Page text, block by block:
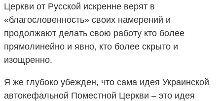
Церкви от Русской искренне верят в
«благословенность» своих намерений и
продолжают делать свою работу кто более
прямолинейно и явно, кто более скрыто и
изощренно.
Я же глубоко убежден, что сама идея Украинской
автокефальной Поместной Церкви – это идея